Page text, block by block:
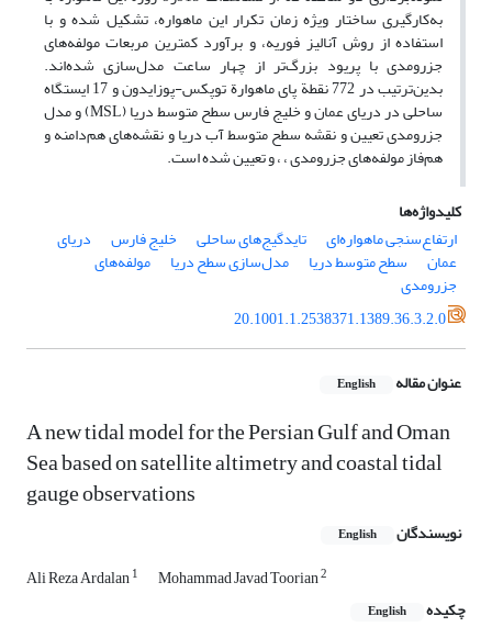
به‌کارگیری ساختار ویژه زمان تکرار این ماهواره، تشکیل شده و با
استفاده از روش آنالیز فوریه، و برآورد کمترین مربعات مولفه‌های
جزرومدی با پریود بزرگ‌تر از چهار ساعت مدل‌سازی شده‌اند.
بدین‌ترتیب در 772 نقطة پای ماهوارة توپکس-پوزایدون و 17 ایستگاه
ساحلی در دریای عمان و خلیج فارس سطح متوسط دریا (MSL) و مدل
جزرومدی تعیین و نقشه سطح متوسط آب دریا و نقشه‌های هم‌دامنه و
هم‌فاز مولفه‌های جزرومدی ، ، و تعیین شده است.
کلیدواژه‌ها
ارتفاع‌سنجی ماهواره‌ای
تایدگیج‌های ساحلی خلیج فارس دریای
عمان سطح متوسط دریا مدل‌سازی سطح دریا مولفه‌های
جزرومدی
20.1001.1.2538371.1389.36.3.2.0
عنوان مقاله English
A new tidal model for the Persian Gulf and Oman
Sea based on satellite altimetry and coastal tidal
gauge observations
نویسندگان English
Ali Reza Ardalan1 Mohammad Javad Toorian2
چکیده English